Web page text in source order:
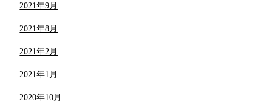
2021年9月
2021年8月
2021年2月
2021年1月
2020年10月